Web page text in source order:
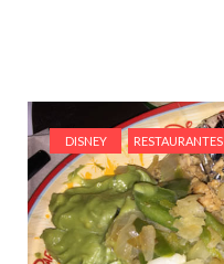
DISNEY RESTAURANTES